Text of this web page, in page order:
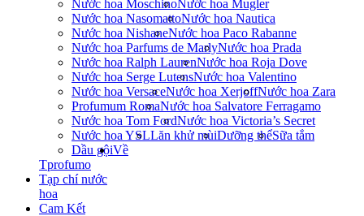
Nước hoa MoschinoNước hoa Mugler
Nước hoa NasomattoNước hoa Nautica
Nước hoa NishaneNước hoa Paco Rabanne
Nước hoa Parfums de MarlyNước hoa Prada
Nước hoa Ralph LaurenNước hoa Roja Dove
Nước hoa Serge LutensNước hoa Valentino
Nước hoa VersaceNước hoa XerjoffNước hoa Zara
Profumum RomaNước hoa Salvatore Ferragamo
Nước hoa Tom FordNước hoa Victoria’s Secret
Nước hoa YSLLăn khử mùiDưỡng thểSữa tắm
Dầu gộiVề
Tprofumo
Tạp chí nước
hoa
Cam Kết